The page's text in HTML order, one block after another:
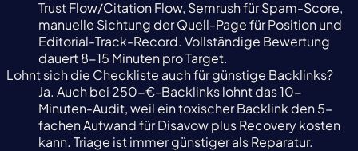
Trust Flow/Citation Flow, Semrush für Spam-Score,
manuelle Sichtung der Quell-Page für Position und
Editorial-Track-Record. Vollständige Bewertung
dauert 8-15 Minuten pro Target.
Lohnt sich die Checkliste auch für günstige Backlinks?
Ja. Auch bei 250-€-Backlinks lohnt das 10-
Minuten-Audit, weil ein toxischer Backlink den 5-
fachen Aufwand für Disavow plus Recovery kosten
kann. Triage ist immer günstiger als Reparatur.